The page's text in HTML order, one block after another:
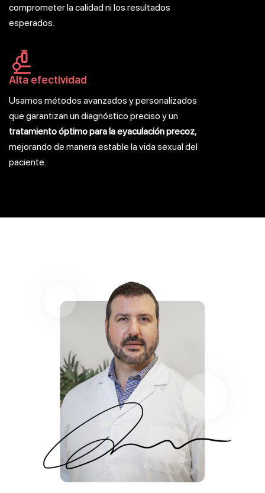
comprometer la calidad ni los resultados
esperados.
Alta efectividad
Usamos métodos avanzados y personalizados
que garantizan un diagnóstico preciso y un
tratamiento óptimo para la eyaculación precoz,
mejorando de manera estable la vida sexual del
paciente.